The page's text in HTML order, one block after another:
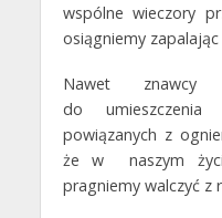
wspólne wieczory
osiągniemy zapalając
Nawet
do umieszczenia
powiązanych z
że w naszym
pragniemy walczyć z